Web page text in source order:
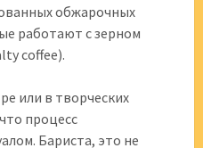
обжарочных
работают с зерном
coffee).
или в творческих
процесс
Бариста, это не